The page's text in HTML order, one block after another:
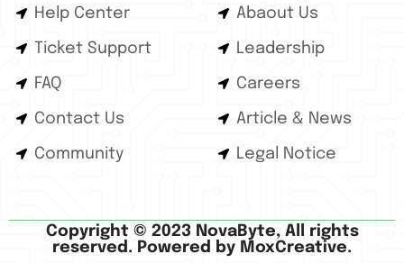
Help Center
Ticket Support
FAQ
Contact Us
Community
Abaout Us
Leadership
Careers
Article & News
Legal Notice
Copyright © 2023 NovaByte, All rights
reserved. Powered by MoxCreative.